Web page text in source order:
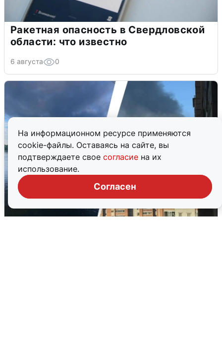
На информационном ресурсе применяются
cookie-файлы. Оставаясь на сайте, вы
подтверждаете свое согласие на их
использование.
Согласен
Ракетная опасность в Свердловской
области: что известно
6 августа 0